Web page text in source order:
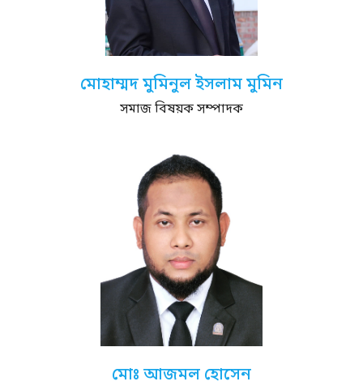
মোহাম্মদ মুমিনুল ইসলাম মুমিন
সমাজ বিষয়ক সম্পাদক
মোঃ আজমল হোসেন